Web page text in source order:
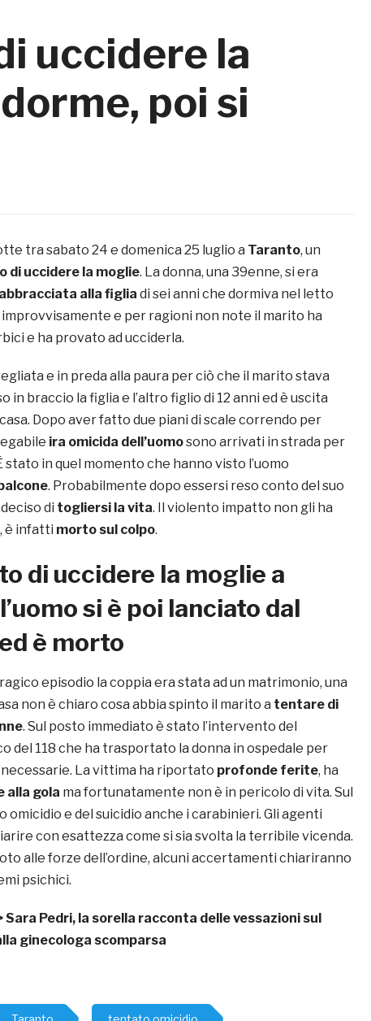
uccidere la
poi si
tra sabato 24 e domenica 25 luglio a Taranto, un
di uccidere la moglie. La donna, una 39enne, si era
alla figlia di sei anni che dormiva nel letto
e per ragioni non note il marito ha
e ha provato ad ucciderla.
e in preda alla paura per ciò che il marito stava
in braccio la figlia e l’altro figlio di 12 anni ed è uscita
Dopo aver fatto due piani di scale correndo per
ira omicida dell’uomosono arrivati in strada per
stato in quel momento che hanno visto l’uomo
. Probabilmente dopo essersi reso conto del suo
di togliersi la vita. Il violento impatto non gli ha
è infatti morto sul colpo.
di uccidere la moglie a
si è poi lanciato dal
è morto
episodio la coppia era stata ad un matrimonio, una
non è chiaro cosa abbia spinto il marito a tentare di
. Sul posto immediato è stato l’intervento del
del 118 che ha trasportato la donna in ospedale per
La vittima ha riportato profonde ferite, ha
alla gola ma fortunatamente non è in pericolo di vita. Sul
omicidio e del suicidio anche i carabinieri. Gli agenti
con esattezza come si sia svolta la terribile vicenda.
alle forze dell’ordine, alcuni accertamenti chiariranno
psichici.
Sara Pedri, la sorella racconta delle vessazioni sul
ginecologa scomparsa